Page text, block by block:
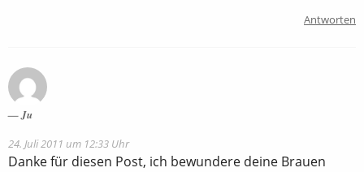
Antworten
Ju
24. Juli 2011 um 12:33 Uhr
Danke für diesen Post, ich bewundere deine Brauen